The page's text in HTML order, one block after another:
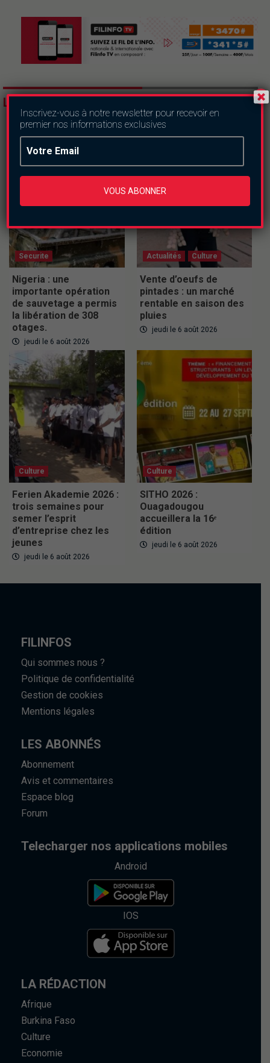
LES DERNIERS ARTICLES
Securite
Nigeria : une
importante opération
de sauvetage a permis
la libération de 308
otages.
jeudi le 6 août 2026
Actualités Culture
Vente d’oeufs de
pintades : un marché
rentable en saison des
pluies
jeudi le 6 août 2026
Culture
Ferien Akademie 2026 :
trois semaines pour
semer l’esprit
d’entreprise chez les
jeunes
jeudi le 6 août 2026
Culture
SITHO 2026 :
Ouagadougou
accueillera la 16ᵉ
édition
jeudi le 6 août 2026
FILINFOS
Qui sommes nous ?
Politique de confidentialité
Gestion de cookies
Mentions légales
LES ABONNÉS
Abonnement
Avis et commentaires
Espace blog
Forum
Telecharger nos applications mobiles
Android
IOS
LA RÉDACTION
Afrique
Burkina Faso
Culture
Economie
Inscrivez-vous à notre newsletter pour recevoir en
premier nos informations exclusives
VOUS ABONNER